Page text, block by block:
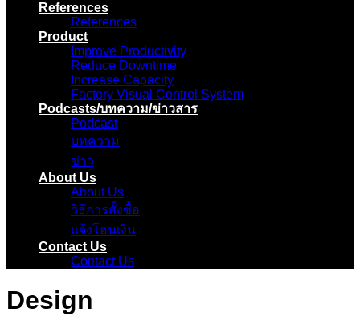
References
References
Product
Improve Productivity
Reduce Downtime
Increase Capacity
Factory Visual Control System
Podcasts/บทความ/ข่าวสาร
Podcast
บทความ
ข่าว
About Us
About Us
วิธีการสั้งซื้อ
แจ้งโอนเงิน
Contact Us
Contact Us
Design